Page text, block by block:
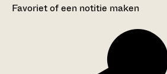
Favoriet of een notitie maken